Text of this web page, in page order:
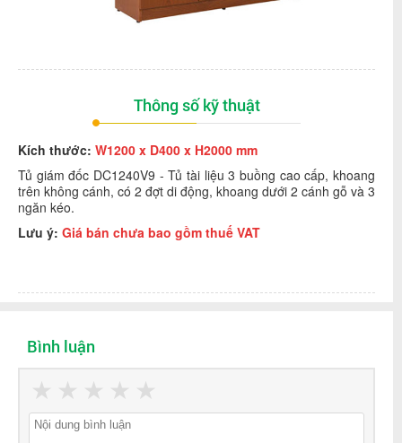
Thông số kỹ thuật
Kích thước: W1200 x D400 x H2000 mm
Tủ giám đốc DC1240V9 - Tủ tài liệu 3 buồng cao cấp, khoang
trên không cánh, có 2 đợt di động, khoang dưới 2 cánh gỗ và 3
ngăn kéo.
Lưu ý: Giá bán chưa bao gồm thuế VAT
Bình luận
★
★
★
★
★